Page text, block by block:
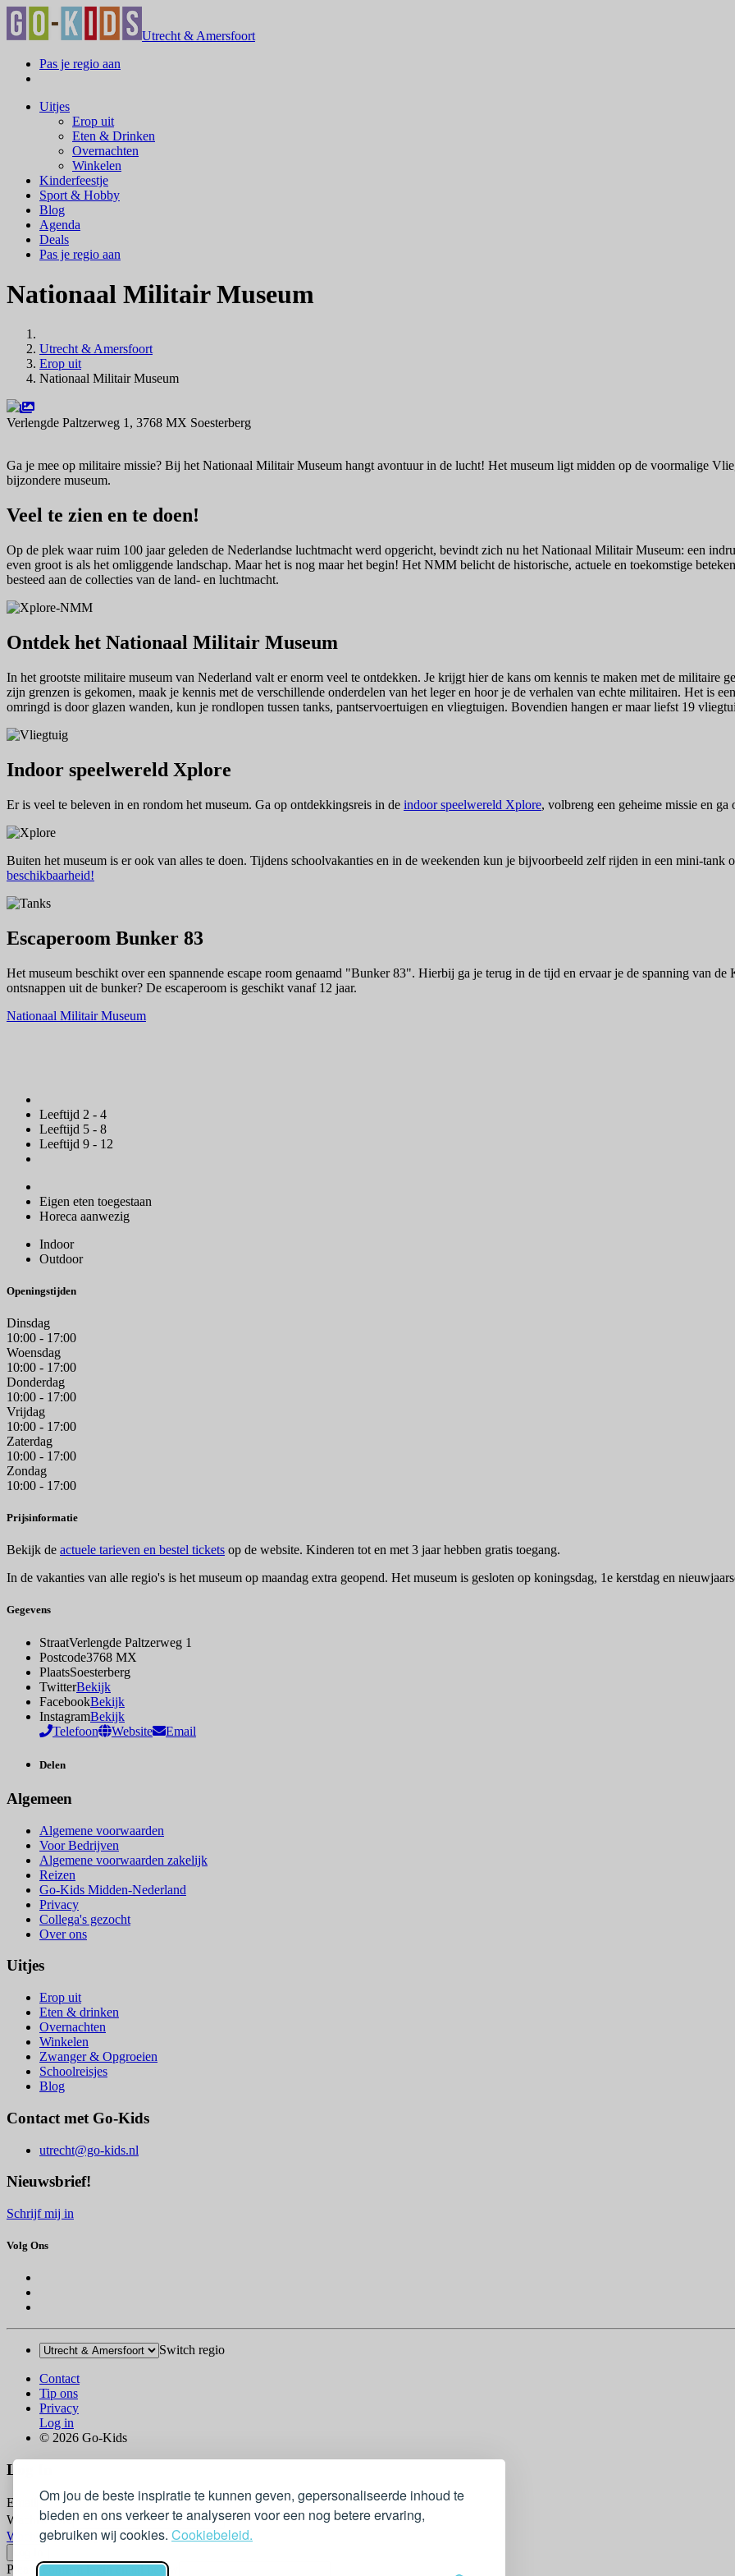
Om jou de beste inspiratie te kunnen geven, gepersonaliseerde inhoud te
bieden en ons verkeer te analyseren voor een nog betere ervaring,
gebruiken wij cookies. Cookiebeleid.
Utrecht & Amersfoort
Pas je regio aan
Uitjes
Erop uit
Eten & Drinken
Overnachten
Winkelen
Kinderfeestje
Sport & Hobby
Blog
Agenda
Deals
Pas je regio aan
Nationaal Militair Museum
Utrecht & Amersfoort
Erop uit
Nationaal Militair Museum
Verlengde Paltzerweg 1, 3768 MX Soesterberg
Ga je mee op militaire missie? Bij het Nationaal Militair Museum hangt avontuur in de lucht! Het museum ligt midden op de voormalige
bijzondere museum.
Veel te zien en te doen!
Op de plek waar ruim 100 jaar geleden de Nederlandse luchtmacht werd opgericht, bevindt zich nu het Nationaal Militair Museum: een
even groot is als het omliggende landschap. Maar het is nog maar het begin! Het NMM belicht de historische, actuele en toekomstige
besteed aan de collecties van de land- en luchtmacht.
Ontdek het Nationaal Militair Museum
In het grootste militaire museum van Nederland valt er enorm veel te ontdekken. Je krijgt hier de kans om kennis te maken met de militaire
zijn grenzen is gekomen, maak je kennis met de verschillende onderdelen van het leger en hoor je de verhalen van echte militairen. Het is
omringd is door glazen wanden, kun je rondlopen tussen tanks, pantservoertuigen en vliegtuigen. Bovendien hangen er maar liefst 19
Indoor speelwereld Xplore
Er is veel te beleven in en rondom het museum. Ga op ontdekkingsreis in de indoor speelwereld Xplore, volbreng een geheime missie en ga
Buiten het museum is er ook van alles te doen. Tijdens schoolvakanties en in de weekenden kun je bijvoorbeeld zelf rijden in een mini-
beschikbaarheid!
Escaperoom Bunker 83
Het museum beschikt over een spannende escape room genaamd "Bunker 83". Hierbij ga je terug in de tijd en ervaar je de spanning van
ontsnappen uit de bunker? De escaperoom is geschikt vanaf 12 jaar.
Nationaal Militair Museum
Leeftijd 2 - 4
Leeftijd 5 - 8
Leeftijd 9 - 12
Eigen eten toegestaan
Horeca aanwezig
Indoor
Outdoor
Openingstijden
Dinsdag
10:00 - 17:00
Woensdag
10:00 - 17:00
Donderdag
10:00 - 17:00
Vrijdag
10:00 - 17:00
Zaterdag
10:00 - 17:00
Zondag
10:00 - 17:00
Prijsinformatie
Bekijk de actuele tarieven en bestel tickets op de website. Kinderen tot en met 3 jaar hebben gratis toegang.
In de vakanties van alle regio's is het museum op maandag extra geopend. Het museum is gesloten op koningsdag, 1e kerstdag en
Gegevens
StraatVerlengde Paltzerweg 1
Postcode3768 MX
PlaatsSoesterberg
TwitterBekijk
FacebookBekijk
InstagramBekijk
Telefoon
Website Email
Delen
Algemeen
Algemene voorwaarden
Voor Bedrijven
Algemene voorwaarden zakelijk
Reizen
Go-Kids Midden-Nederland
Privacy
Collega's gezocht
Over ons
Uitjes
Erop uit
Eten & drinken
Overnachten
Winkelen
Zwanger & Opgroeien
Schoolreisjes
Blog
Contact met Go-Kids
utrecht@go-kids.nl
Nieuwsbrief!
Schrijf mij in
Volg Ons
Switch regio
Contact
Tip ons
Privacy
Log in
© 2026 Go-Kids
Log In
Email
Wachtwoord
Wachtwoord vergeten?
Please confirm login email below